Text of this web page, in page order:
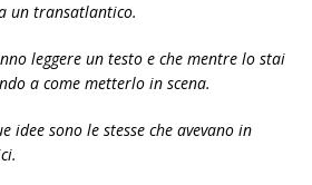
un transatlantico.
leggere un testo e che mentre lo stai
a come metterlo in scena.
idee sono le stesse che avevano in